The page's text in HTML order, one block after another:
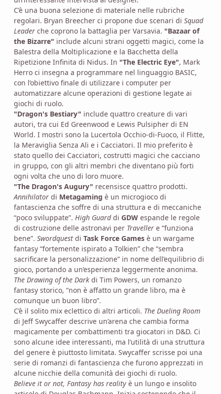
C’è una buona selezione di materiale nelle rubriche
regolari. Bryan Breecher ci propone due scenari di Squad
Leader che coprono la battaglia per Varsavia. "Bazaar of
the Bizarre" include alcuni strani oggetti magici, come la
Balestra della Moltiplicazione e la Bacchetta della
Ripetizione Infinita di Nidus. In "The Electric Eye", Mark
Herro ci insegna a programmare nel linguaggio BASIC,
con l’obiettivo finale di utilizzare i computer per
automatizzare alcune operazioni di gestione legate ai
giochi di ruolo.
"Dragon's Bestiary" include quattro creature di vari
autori, tra cui Ed Greenwood e Lewis Pulsipher di EN
World. I mostri sono la Lucertola Occhio-di-Fuoco, il Flitte,
la Meraviglia Senza Ali e i Cacciatori. Il mio preferito è
stato quello dei Cacciatori, costrutti magici che cacciano
in gruppo, con gli altri membri che diventano più forti
ogni volta che uno di loro muore.
"The Dragon's Augury" recensisce quattro prodotti.
Annihilator di Metagaming è un microgioco di
fantascienza che soffre di una struttura e di meccaniche
“poco sviluppate”. High Guarddi GDW espande le regole
di costruzione delle astronavi per Traveller e “funziona
bene”. Swordquest di Task Force Games è un wargame
fantasy “fortemente ispirato a Tolkien” che “sembra
sacrificare la personalizzazione” in nome dell’equilibrio di
gioco, portando a un’esperienza leggermente anonima.
The Drawing of the Dark di Tim Powers, un romanzo
fantasy storico, “non è affatto un grande libro, ma è
comunque un buon libro”.
C’è il solito mix eclettico di altri articoli. The Dueling Room
di Jeff Swycaffer descrive un’arena che cambia forma
magicamente per combattimenti tra giocatori in D&D. Ci
sono alcune idee interessanti, ma l’utilità di una struttura
del genere è piuttosto limitata. Swycaffer scrisse poi una
serie di romanzi di fantascienza che furono apprezzati in
alcune nicchie della comunità dei giochi di ruolo.
Believe it or not, Fantasy has reality è un lungo e insolito